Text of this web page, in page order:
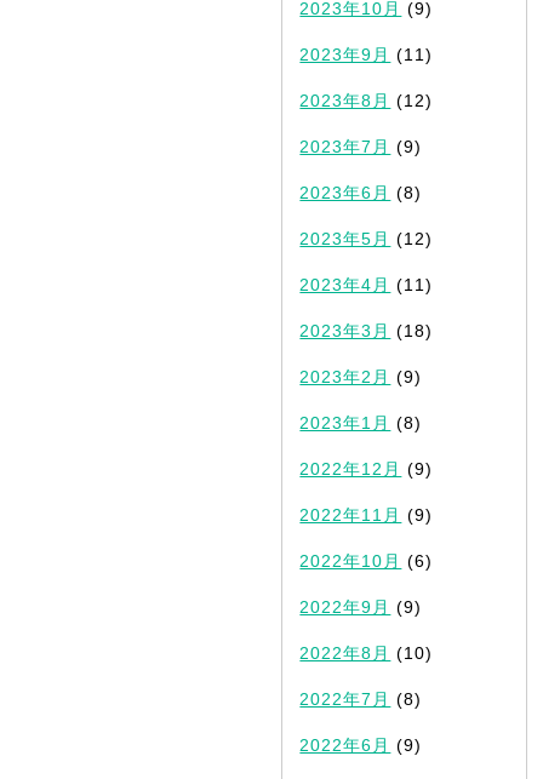
2023年10月 (9)
2023年9月 (11)
2023年8月 (12)
2023年7月 (9)
2023年6月 (8)
2023年5月 (12)
2023年4月 (11)
2023年3月 (18)
2023年2月 (9)
2023年1月 (8)
2022年12月 (9)
2022年11月 (9)
2022年10月 (6)
2022年9月 (9)
2022年8月 (10)
2022年7月 (8)
2022年6月 (9)